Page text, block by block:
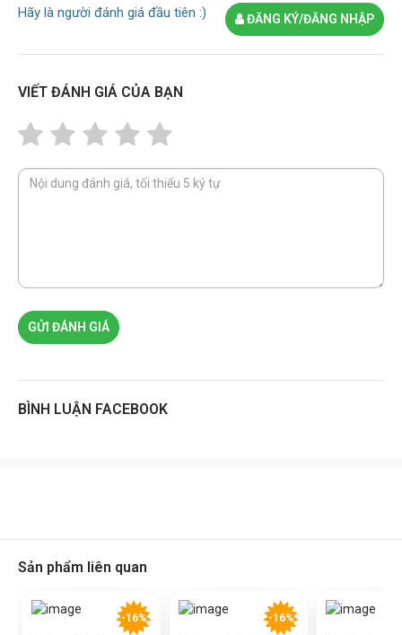
Hãy là người đánh giá đầu tiên :) ĐĂNG KÝ/ĐĂNG NHẬP
VIẾT ĐÁNH GIÁ CỦA BẠN
GỬI ĐÁNH GIÁ
BÌNH LUẬN FACEBOOK
Sản phẩm liên quan
-16% -16%